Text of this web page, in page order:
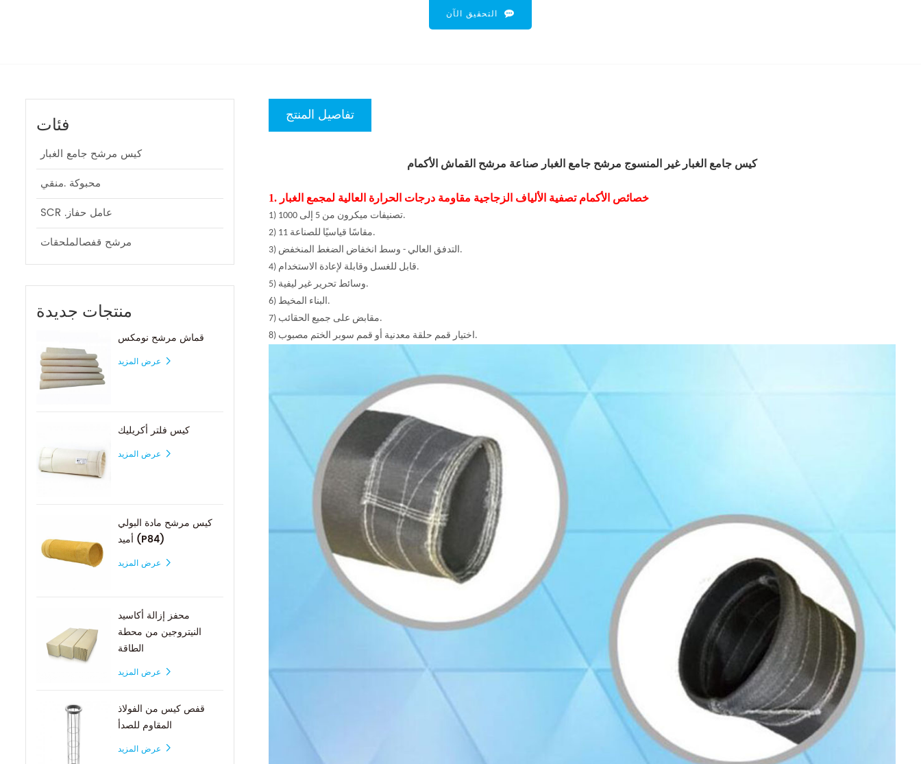
التحقيق الآن
فئات
كيس مرشح جامع الغبار
محبوكة .منقي
SCR .عامل حفاز
مرشح قفصالملحقات
منتجات جديدة
قماش مرشح نومكس
عرض المزيد
كيس فلتر أكريليك
عرض المزيد
كيس مرشح مادة البولي
أميد (P84)
عرض المزيد
محفز إزالة أكاسيد
النيتروجين من محطة
الطاقة
عرض المزيد
قفص كيس من الفولاذ
المقاوم للصدأ
عرض المزيد
تفاصيل المنتج
كيس جامع الغبار غير المنسوج مرشح جامع الغبار صناعة مرشح القماش الأكمام
1. خصائص الأكمام تصفية الألياف الزجاجية مقاومة درجات الحرارة العالية لمجمع الغبار
1) تصنيفات ميكرون من 5 إلى 1000.
2) 11 مقاسًا قياسيًا للصناعة.
3) التدفق العالي - وسط انخفاض الضغط المنخفض.
4) قابل للغسل وقابلة لإعادة الاستخدام.
5) وسائط تحرير غير ليفية.
6) البناء المخيط.
7) مقابض على جميع الحقائب.
8) اختيار قمم حلقة معدنية أو قمم سوبر الختم مصبوب.